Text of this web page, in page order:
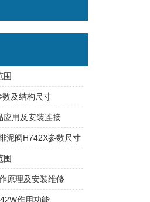
围
及结构尺寸
应用及安装连接
泥阀H742X参数尺寸
围
原理及安装维修
作用功能